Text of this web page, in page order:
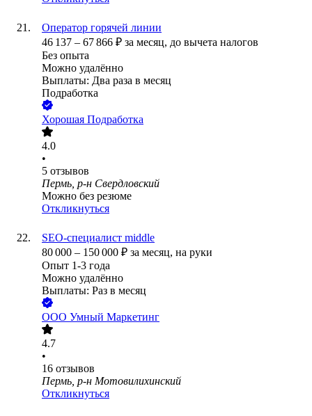
Оператор горячей линии
46 137 – 67 866 ₽ за месяц, до вычета налогов
Без опыта
Можно удалённо
Выплаты: Два раза в месяц
Подработка
Хорошая Подработка
4.0
•
5 отзывов
Пермь, р-н Свердловский
Можно без резюме
Откликнуться
SEO-специалист middle
80 000 – 150 000 ₽ за месяц, на руки
Опыт 1-3 года
Можно удалённо
Выплаты: Раз в месяц
ООО Умный Маркетинг
4.7
•
16 отзывов
Пермь, р-н Мотовилихинский
Откликнуться